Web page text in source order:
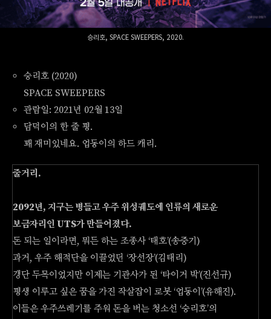
승리호, SPACE SWEEPERS, 2020.
승리호 (2020)
SPACE SWEEPERS
관람일: 2021년 02월 13일
담덕이의 한 줄 평.
꽤 재미있네요. 업동이의 하드 캐리.
줄거리.
2092년, 지구는 병들고 우주 위성궤도에 인류의 새로운
보금자리인 UTS가 만들어졌다.
돈 되는 일이라면, 뭐든 하는 조종사 ‘태호’(송중기)
과거, 우주 해적단을 이끌었던 ‘장선장’(김태리)
갱단 두목이었지만 이제는 기관사가 된 ‘타이거 박’(진선규)
평생 이루고 싶은 꿈을 가진 작살잡이 로봇 ‘업동이’(유해진).
이들은 우주쓰레기를 주워 돈을 버는 청소선 ‘승리호’의